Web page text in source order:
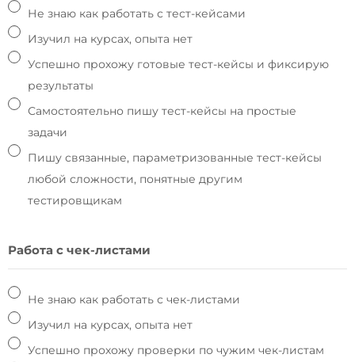
Не знаю как работать с тест-кейсами
Изучил на курсах, опыта нет
Успешно прохожу готовые тест-кейсы и фиксирую
результаты
Самостоятельно пишу тест-кейсы на простые
задачи
Пишу связанные, параметризованные тест-кейсы
любой сложности, понятные другим
тестировщикам
Работа с чек-листами
Не знаю как работать с чек-листами
Изучил на курсах, опыта нет
Успешно прохожу проверки по чужим чек-листам